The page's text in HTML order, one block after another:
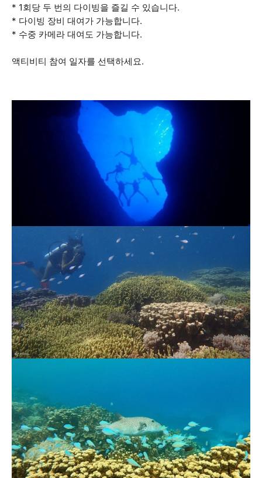
* 1회당 두 번의 다이빙을 즐길 수 있습니다.
* 다이빙 장비 대여가 가능합니다.
* 수중 카메라 대여도 가능합니다.
액티비티 참여 일자를 선택하세요.